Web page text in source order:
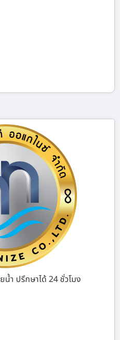
ำ ปรึกษาได้ 24 ชั่วโมง